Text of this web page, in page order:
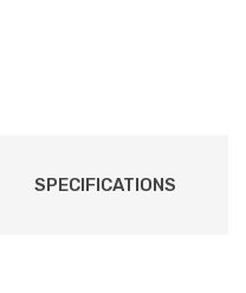
SPECIFICATIONS